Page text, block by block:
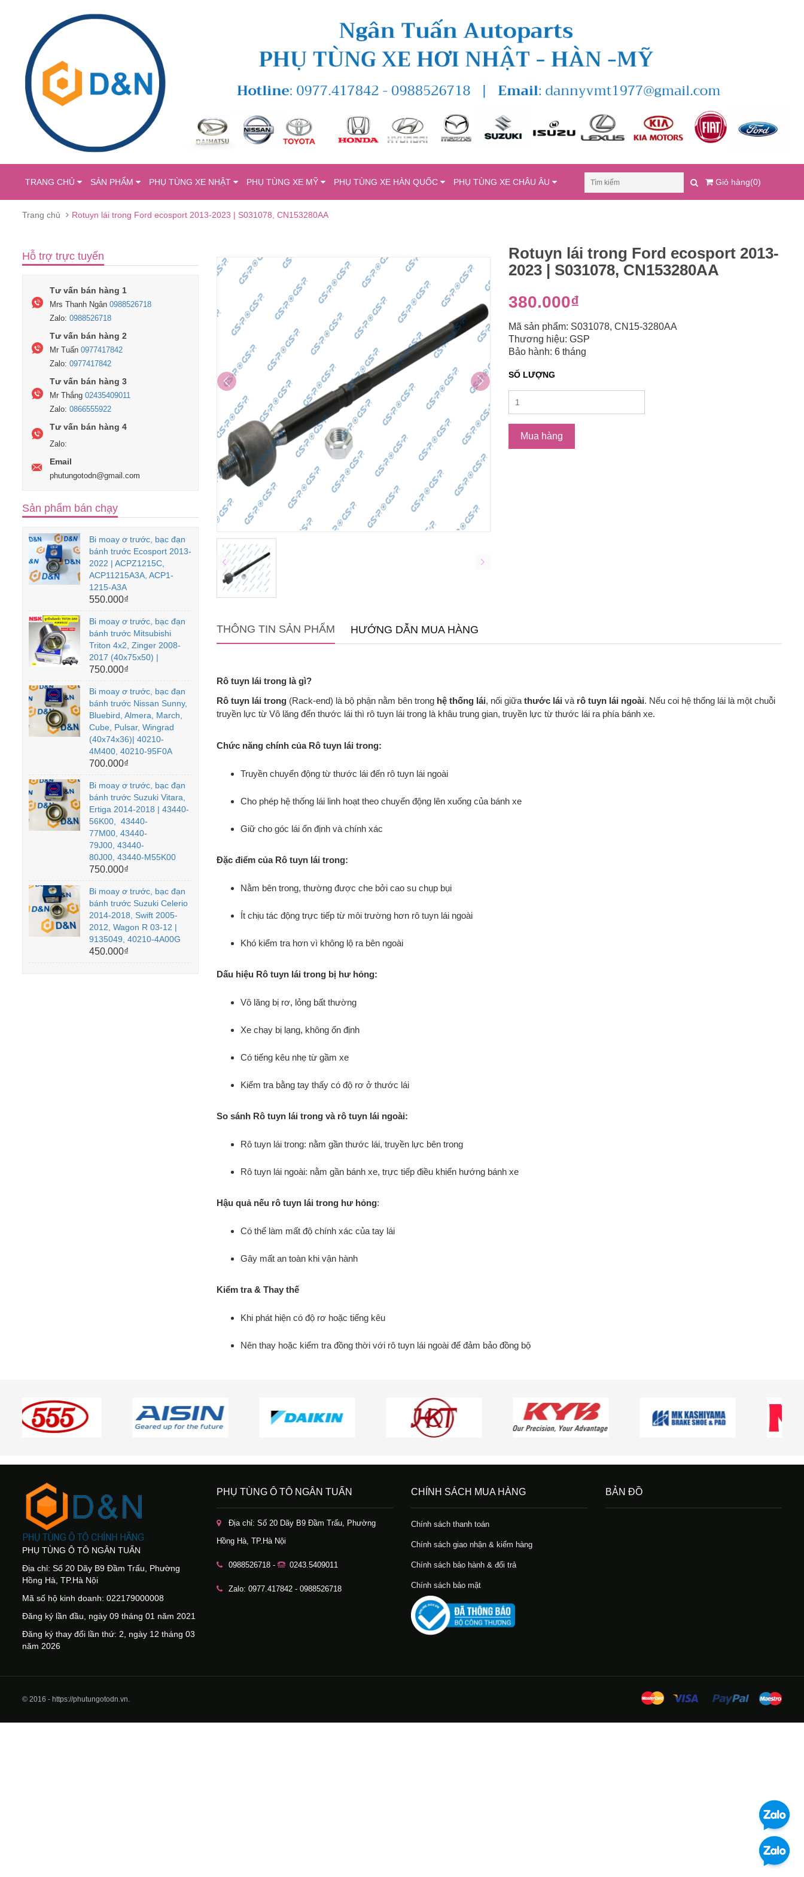
TRANG CHỦ SẢN PHẨM PHỤ TÙNG XE NHẬT PHỤ TÙNG XE MỸ PHỤ TÙNG XE HÀN QUỐC PHỤ TÙNG XE CHÂU ÂU Giỏ hàng(0)
Trang chủ Rotuyn lái trong Ford ecosport 2013-2023 | S031078, CN153280AA
Rotuyn lái trong Ford ecosport 2013-
2023 | S031078, CN153280AA
380.000₫
Mã sản phẩm: S031078, CN15-3280AA
Thương hiệu: GSP
Bảo hành: 6 tháng
SỐ LƯỢNG
Mua hàng
THÔNG TIN SẢN PHẨM HƯỚNG DẪN MUA HÀNG
Rô tuyn lái trong là gì?
Rô tuyn lái trong (Rack-end) là bộ phận nằm bên trong hệ thống lái, nối giữa thước lái và rô tuyn lái ngoài. Nếu coi hệ thống lái là một chuỗi
truyền lực từ Vô lăng đến thước lái thì rô tuyn lái trong là khâu trung gian, truyền lực từ thước lái ra phía bánh xe.
Chức năng chính của Rô tuyn lái trong:
Truyền chuyển động từ thước lái đến rô tuyn lái ngoài
Cho phép hệ thống lái linh hoạt theo chuyển động lên xuống của bánh xe
Giữ cho góc lái ổn định và chính xác
Đặc điểm của Rô tuyn lái trong:
Nằm bên trong, thường được che bởi cao su chụp bụi
Ít chịu tác động trực tiếp từ môi trường hơn rô tuyn lái ngoài
Khó kiểm tra hơn vì không lộ ra bên ngoài
Dấu hiệu Rô tuyn lái trong bị hư hỏng:
Vô lăng bị rơ, lỏng bất thường
Xe chạy bị lạng, không ổn định
Có tiếng kêu nhẹ từ gầm xe
Kiểm tra bằng tay thấy có độ rơ ở thước lái
So sánh Rô tuyn lái trong và rô tuyn lái ngoài:
Rô tuyn lái trong: nằm gần thước lái, truyền lực bên trong
Rô tuyn lái ngoài: nằm gần bánh xe, trực tiếp điều khiển hướng bánh xe
Hậu quả nếu rô tuyn lái trong hư hỏng:
Có thể làm mất độ chính xác của tay lái
Gây mất an toàn khi vận hành
Kiểm tra & Thay thế
Khi phát hiện có độ rơ hoặc tiếng kêu
Nên thay hoặc kiểm tra đồng thời với rô tuyn lái ngoài để đảm bảo đồng bộ
Hỗ trợ trực tuyến
Tư vấn bán hàng 1
Mrs Thanh Ngân 0988526718
Zalo: 0988526718
Tư vấn bán hàng 2
Mr Tuấn 0977417842
Zalo: 0977417842
Tư vấn bán hàng 3
Mr Thắng 02435409011
Zalo: 0866555922
Tư vấn bán hàng 4
Zalo:
Email
phutungotodn@gmail.com
Sản phẩm bán chạy
Bi moay ơ trước, bạc đạn
bánh trước Ecosport 2013-
2022 | ACPZ1215C,
ACP11215A3A, ACP1-
1215-A3A
550.000₫
Bi moay ơ trước, bạc đạn
bánh trước Mitsubishi
Triton 4x2, Zinger 2008-
2017 (40x75x50) |
750.000₫
Bi moay ơ trước, bạc đạn
bánh trước Nissan Sunny,
Bluebird, Almera, March,
Cube, Pulsar, Wingrad
(40x74x36)| 40210-
4M400, 40210-95F0A
700.000₫
Bi moay ơ trước, bạc đạn
bánh trước Suzuki Vitara,
Ertiga 2014-2018 | 43440-
56K00, 43440-
77M00, 43440-
79J00, 43440-
80J00, 43440-M55K00
750.000₫
Bi moay ơ trước, bạc đạn
bánh trước Suzuki Celerio
2014-2018, Swift 2005-
2012, Wagon R 03-12 |
9135049, 40210-4A00G
450.000₫
PHỤ TÙNG Ô TÔ NGÂN TUẤN
Địa chỉ: Số 20 Dãy B9 Đầm Trấu, Phường
Hồng Hà, TP.Hà Nội
Mã số hộ kinh doanh: 022179000008
Đăng ký lần đầu, ngày 09 tháng 01 năm 2021
Đăng ký thay đổi lần thứ: 2, ngày 12 tháng 03
năm 2026
PHỤ TÙNG Ô TÔ NGÂN TUẤN
Địa chỉ: Số 20 Dãy B9 Đầm Trấu, Phường
Hồng Hà, TP.Hà Nội
0988526718 - 0243.5409011
Zalo: 0977.417842 - 0988526718
CHÍNH SÁCH MUA HÀNG
Chính sách thanh toán
Chính sách giao nhận & kiểm hàng
Chính sách bảo hành & đổi trả
Chính sách bảo mật
BẢN ĐỒ
© 2016 - https://phutungotodn.vn.